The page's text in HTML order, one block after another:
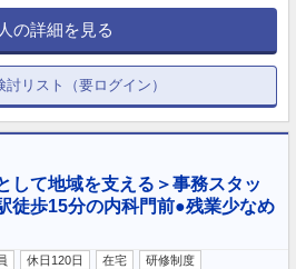
の詳細を見る
討リスト（要ログイン）
して地域を支える＞事務スタッ
徒歩15分の内科門前●残業少なめ
休日120日 在宅
研修制度